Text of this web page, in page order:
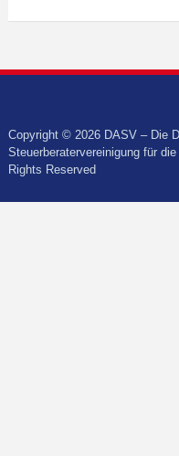
Copyright © 2026 DASV – Die
Steuerberatervereinigung für
Rights Reserved